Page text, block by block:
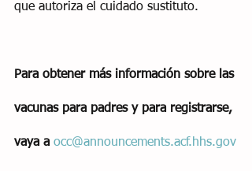
que autoriza el cuidado sustituto.
Para obtener más información sobre las
vacunas para padres y para registrarse,
vaya a occ@announcements.acf.hhs.gov